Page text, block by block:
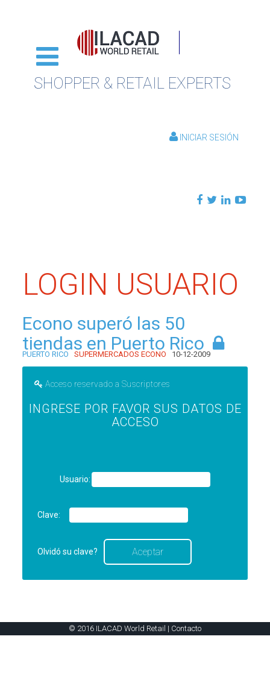
SHOPPER & RETAIL EXPERTS
INICIAR SESIÓN
LOGIN USUARIO
Econo superó las 50
tiendas en Puerto Rico
PUERTO RICO SUPERMERCADOS ECONO 10-12-2009
Acceso reservado a Suscriptores
INGRESE POR FAVOR SUS DATOS DE
ACCESO
Usuario:
Clave:
Olvidó su clave?
© 2016 ILACAD World Retail | Contacto